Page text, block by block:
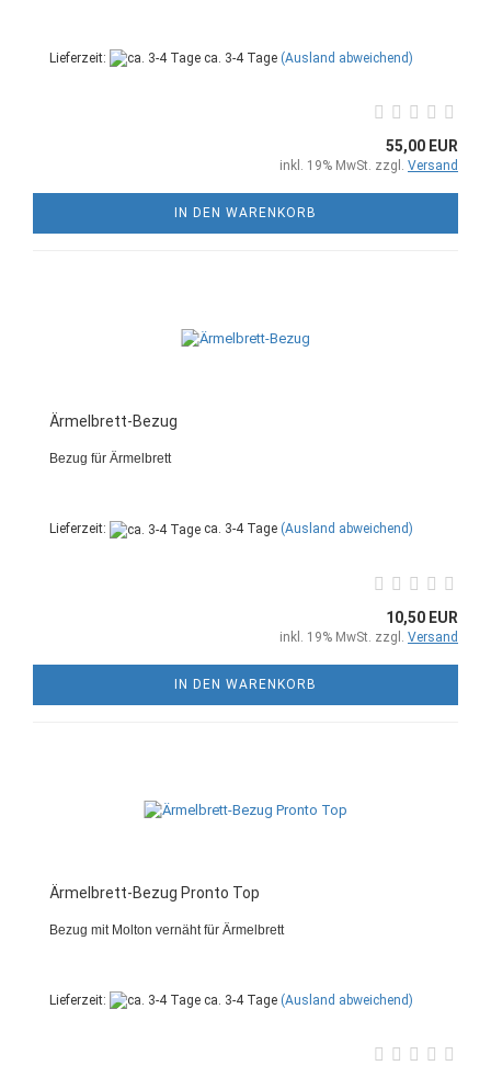
Lieferzeit: ca. 3-4 Tage (Ausland abweichend)
55,00 EUR
inkl. 19% MwSt. zzgl. Versand
IN DEN WARENKORB
Ärmelbrett-Bezug
Bezug für Ärmelbrett
Lieferzeit: ca. 3-4 Tage (Ausland abweichend)
10,50 EUR
inkl. 19% MwSt. zzgl. Versand
IN DEN WARENKORB
Ärmelbrett-Bezug Pronto Top
Bezug mit Molton vernäht für Ärmelbrett
Lieferzeit: ca. 3-4 Tage (Ausland abweichend)